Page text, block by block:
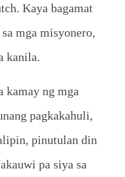
Kaya bagamat
mga misyonero,
kanila.
kamay ng mga
pagkakahuli,
pinutulan din
pa siya sa